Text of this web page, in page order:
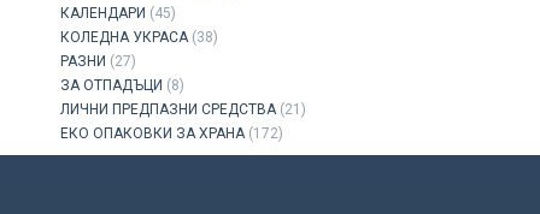
КАЛЕНДАРИ (45)
КОЛЕДНА УКРАСА (38)
РАЗНИ (27)
ЗА ОТПАДЪЦИ (8)
ЛИЧНИ ПРЕДПАЗНИ СРЕДСТВА (21)
ЕКО ОПАКОВКИ ЗА ХРАНА (172)